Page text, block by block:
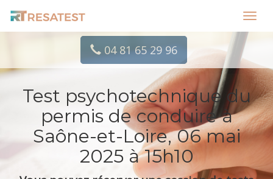
04 81 65 29 96
Test psychotechnique du
permis de conduire à
Saône-et-Loire, 06 mai
2025 à 15h10